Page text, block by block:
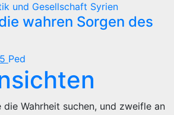
und Gesellschaft Syrien
wahren Sorgen des
Ped
die Wahrheit suchen, und zweifle an